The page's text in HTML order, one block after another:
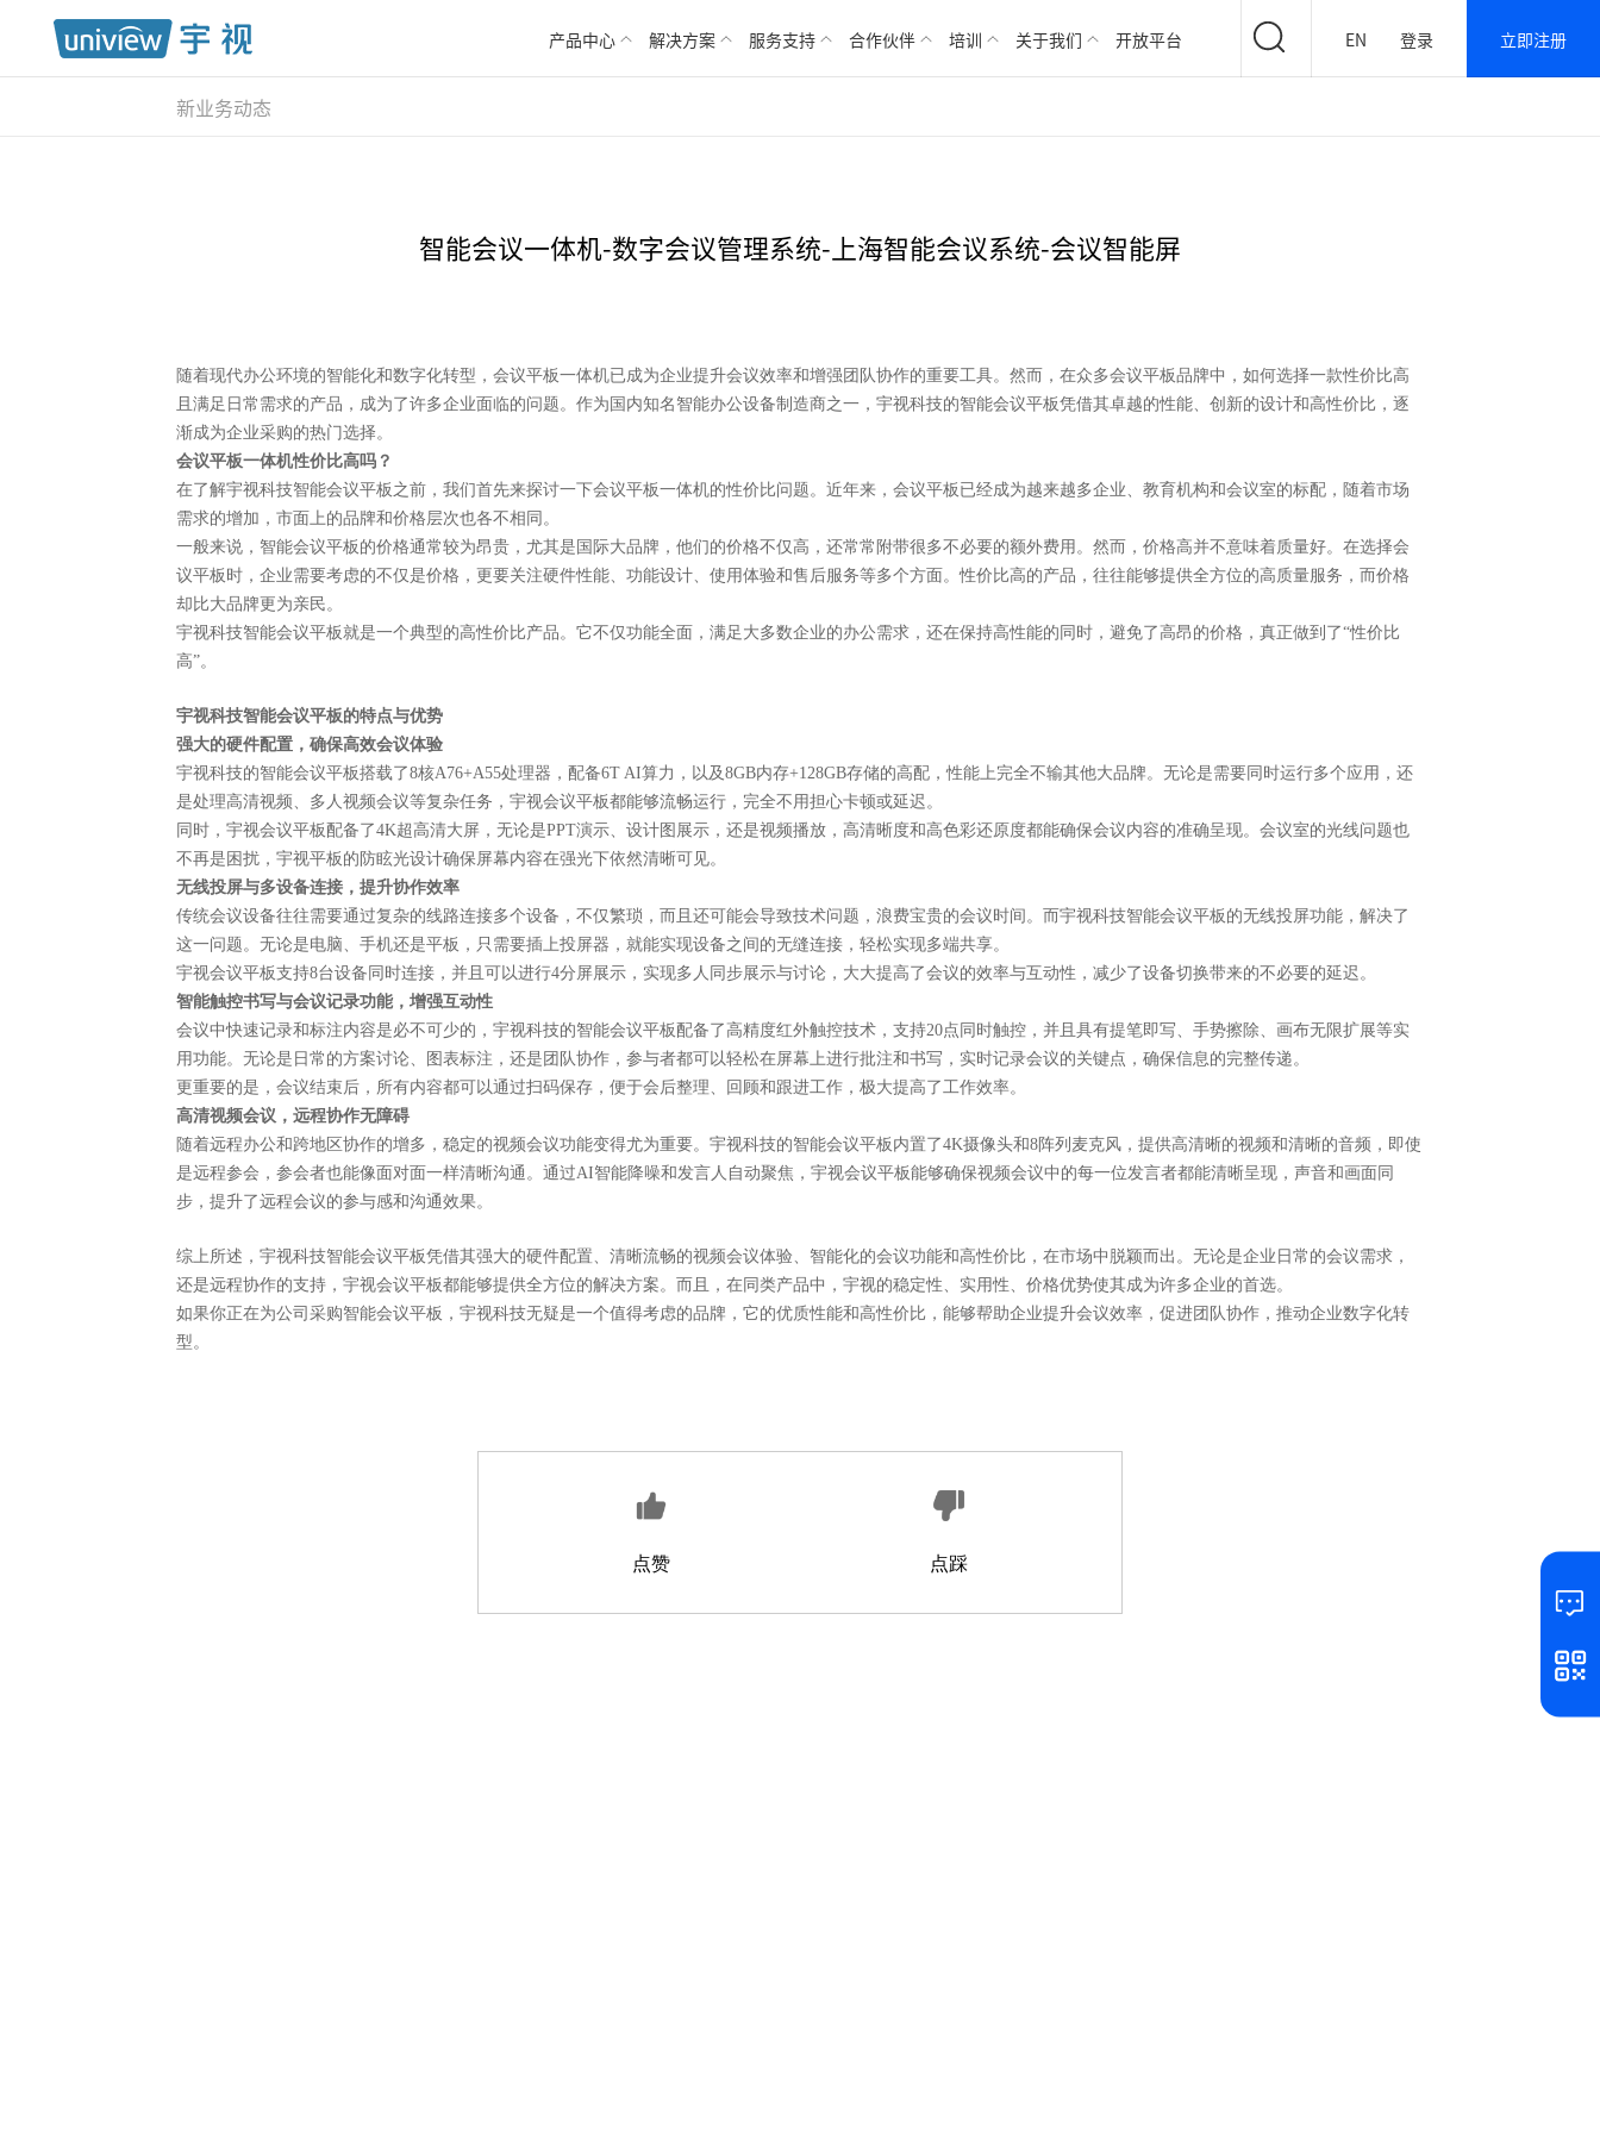
产品中心 解决方案 服务支持 合作伙伴 培训 关于我们 开放平台 EN 登录 立即注册
新业务动态
智能会议一体机-数字会议管理系统-上海智能会议系统-会议智能屏
随着现代办公环境的智能化和数字化转型，会议平板一体机已成为企业提升会议效率和增强团队协作的重要工具。然而，在众多会议平板品牌中，如何选择一款性价比高
且满足日常需求的产品，成为了许多企业面临的问题。作为国内知名智能办公设备制造商之一，宇视科技的智能会议平板凭借其卓越的性能、创新的设计和高性价比，逐
渐成为企业采购的热门选择。
会议平板一体机性价比高吗？
在了解宇视科技智能会议平板之前，我们首先来探讨一下会议平板一体机的性价比问题。近年来，会议平板已经成为越来越多企业、教育机构和会议室的标配，随着市场
需求的增加，市面上的品牌和价格层次也各不相同。
一般来说，智能会议平板的价格通常较为昂贵，尤其是国际大品牌，他们的价格不仅高，还常常附带很多不必要的额外费用。然而，价格高并不意味着质量好。在选择会
议平板时，企业需要考虑的不仅是价格，更要关注硬件性能、功能设计、使用体验和售后服务等多个方面。性价比高的产品，往往能够提供全方位的高质量服务，而价格
却比大品牌更为亲民。
宇视科技智能会议平板就是一个典型的高性价比产品。它不仅功能全面，满足大多数企业的办公需求，还在保持高性能的同时，避免了高昂的价格，真正做到了“性价比
高”。
宇视科技智能会议平板的特点与优势
强大的硬件配置，确保高效会议体验
宇视科技的智能会议平板搭载了8核A76+A55处理器，配备6T AI算力，以及8GB内存+128GB存储的高配，性能上完全不输其他大品牌。无论是需要同时运行多个应用，还
是处理高清视频、多人视频会议等复杂任务，宇视会议平板都能够流畅运行，完全不用担心卡顿或延迟。
同时，宇视会议平板配备了4K超高清大屏，无论是PPT演示、设计图展示，还是视频播放，高清晰度和高色彩还原度都能确保会议内容的准确呈现。会议室的光线问题也
不再是困扰，宇视平板的防眩光设计确保屏幕内容在强光下依然清晰可见。
无线投屏与多设备连接，提升协作效率
传统会议设备往往需要通过复杂的线路连接多个设备，不仅繁琐，而且还可能会导致技术问题，浪费宝贵的会议时间。而宇视科技智能会议平板的无线投屏功能，解决了
这一问题。无论是电脑、手机还是平板，只需要插上投屏器，就能实现设备之间的无缝连接，轻松实现多端共享。
宇视会议平板支持8台设备同时连接，并且可以进行4分屏展示，实现多人同步展示与讨论，大大提高了会议的效率与互动性，减少了设备切换带来的不必要的延迟。
智能触控书写与会议记录功能，增强互动性
会议中快速记录和标注内容是必不可少的，宇视科技的智能会议平板配备了高精度红外触控技术，支持20点同时触控，并且具有提笔即写、手势擦除、画布无限扩展等实
用功能。无论是日常的方案讨论、图表标注，还是团队协作，参与者都可以轻松在屏幕上进行批注和书写，实时记录会议的关键点，确保信息的完整传递。
更重要的是，会议结束后，所有内容都可以通过扫码保存，便于会后整理、回顾和跟进工作，极大提高了工作效率。
高清视频会议，远程协作无障碍
随着远程办公和跨地区协作的增多，稳定的视频会议功能变得尤为重要。宇视科技的智能会议平板内置了4K摄像头和8阵列麦克风，提供高清晰的视频和清晰的音频，即使
是远程参会，参会者也能像面对面一样清晰沟通。通过AI智能降噪和发言人自动聚焦，宇视会议平板能够确保视频会议中的每一位发言者都能清晰呈现，声音和画面同
步，提升了远程会议的参与感和沟通效果。
综上所述，宇视科技智能会议平板凭借其强大的硬件配置、清晰流畅的视频会议体验、智能化的会议功能和高性价比，在市场中脱颖而出。无论是企业日常的会议需求，
还是远程协作的支持，宇视会议平板都能够提供全方位的解决方案。而且，在同类产品中，宇视的稳定性、实用性、价格优势使其成为许多企业的首选。
如果你正在为公司采购智能会议平板，宇视科技无疑是一个值得考虑的品牌，它的优质性能和高性价比，能够帮助企业提升会议效率，促进团队协作，推动企业数字化转
型。